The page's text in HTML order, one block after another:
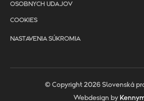
OSOBNYCH UDAJOV
COOKIES
NASTAVENIA SÚKROMIA
© Copyright 2026 Slovenská
Webdesign by